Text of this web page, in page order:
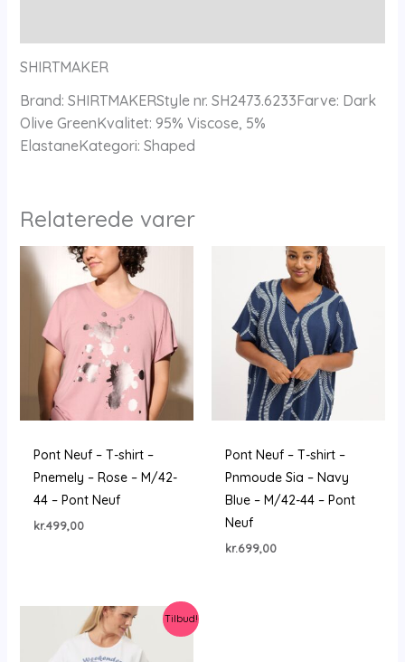
SHIRTMAKER
Brand: SHIRTMAKERStyle nr. SH2473.6233Farve: Dark
Olive GreenKvalitet: 95% Viscose, 5%
ElastaneKategori: Shaped
Relaterede varer
Pont Neuf – T-shirt –
Pnemely – Rose – M/42-
44 – Pont Neuf
kr.499,00
Pont Neuf – T-shirt –
Pnmoude Sia – Navy
Blue – M/42-44 – Pont
Neuf
kr.699,00
Tilbud!